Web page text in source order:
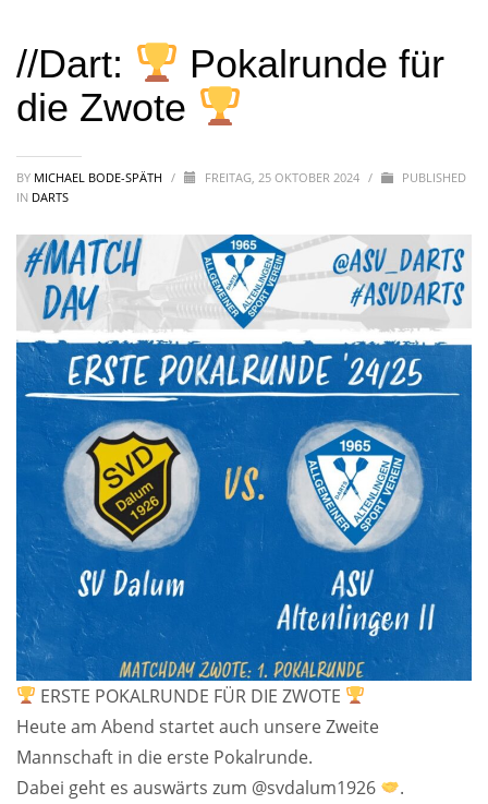
//Dart:
Pokalrunde für
die Zwote
BY MICHAEL BODE-SPÄTH / FREITAG, 25 OKTOBER 2024 /
PUBLISHED
IN DARTS
ERSTE POKALRUNDE FÜR DIE ZWOTE
Heute am Abend startet auch unsere Zweite
Mannschaft in die erste Pokalrunde.
Dabei geht es auswärts zum @svdalum1926
.